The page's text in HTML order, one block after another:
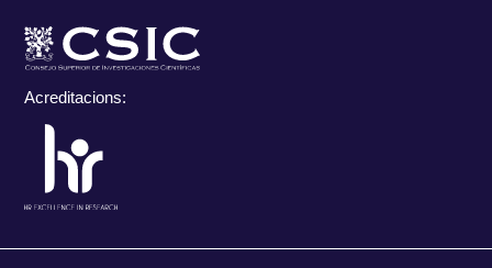
Acreditacions: